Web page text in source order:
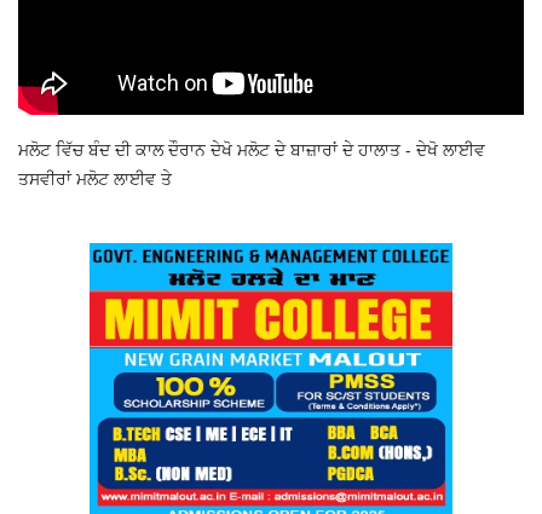
ਮਲੋਟ ਵਿੱਚ ਬੰਦ ਦੀ ਕਾਲ ਦੌਰਾਨ ਦੇਖੋ ਮਲੋਟ ਦੇ ਬਾਜ਼ਾਰਾਂ ਦੇ ਹਾਲਾਤ - ਦੇਖੋ ਲਾਈਵ
ਤਸਵੀਰਾਂ ਮਲੋਟ ਲਾਈਵ ਤੇ